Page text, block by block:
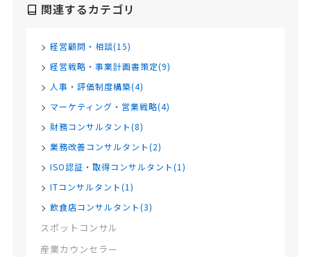
関連するカテゴリ
経営顧問・相談(15)
経営戦略・事業計画書策定(9)
人事・評価制度構築(4)
マーケティング・営業戦略(4)
財務コンサルタント(8)
業務改善コンサルタント(2)
ISO認証・取得コンサルタント(1)
ITコンサルタント(1)
飲食店コンサルタント(3)
スポットコンサル
産業カウンセラー